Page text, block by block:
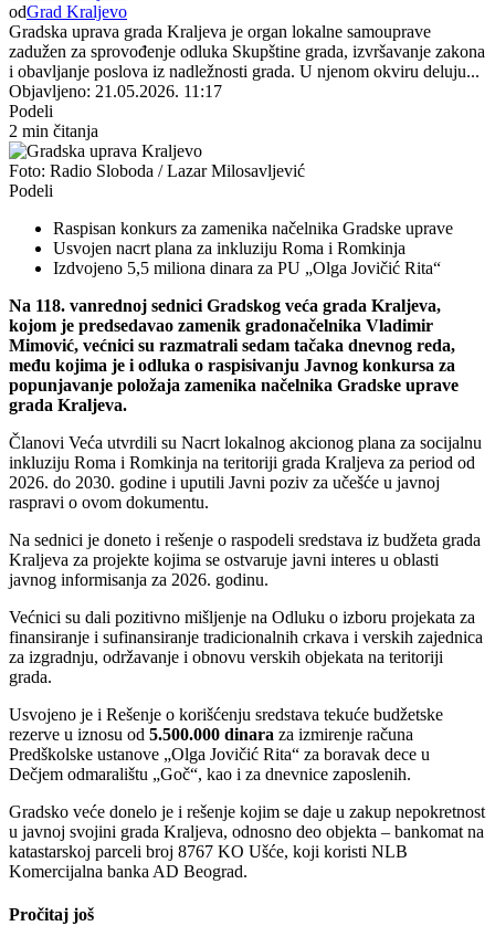
odGrad Kraljevo
Gradska uprava grada Kraljeva je organ lokalne samouprave
zadužen za sprovođenje odluka Skupštine grada, izvršavanje zakona
i obavljanje poslova iz nadležnosti grada. U njenom okviru deluju...
Objavljeno: 21.05.2026. 11:17
Podeli
2 min čitanja
Foto: Radio Sloboda / Lazar Milosavljević
Podeli
Raspisan konkurs za zamenika načelnika Gradske uprave
Usvojen nacrt plana za inkluziju Roma i Romkinja
Izdvojeno 5,5 miliona dinara za PU „Olga Jovičić Rita“
Na 118. vanrednoj sednici Gradskog veća grada Kraljeva,
kojom je predsedavao zamenik gradonačelnika Vladimir
Mimović, većnici su razmatrali sedam tačaka dnevnog reda,
među kojima je i odluka o raspisivanju Javnog konkursa za
popunjavanje položaja zamenika načelnika Gradske uprave
grada Kraljeva.
Članovi Veća utvrdili su Nacrt lokalnog akcionog plana za socijalnu
inkluziju Roma i Romkinja na teritoriji grada Kraljeva za period od
2026. do 2030. godine i uputili Javni poziv za učešće u javnoj
raspravi o ovom dokumentu.
Na sednici je doneto i rešenje o raspodeli sredstava iz budžeta grada
Kraljeva za projekte kojima se ostvaruje javni interes u oblasti
javnog informisanja za 2026. godinu.
Većnici su dali pozitivno mišljenje na Odluku o izboru projekata za
finansiranje i sufinansiranje tradicionalnih crkava i verskih zajednica
za izgradnju, održavanje i obnovu verskih objekata na teritoriji
grada.
Usvojeno je i Rešenje o korišćenju sredstava tekuće budžetske
rezerve u iznosu od 5.500.000 dinara za izmirenje računa
Predškolske ustanove „Olga Jovičić Rita“ za boravak dece u
Dečjem odmaralištu „Goč“, kao i za dnevnice zaposlenih.
Gradsko veće donelo je i rešenje kojim se daje u zakup nepokretnost
u javnoj svojini grada Kraljeva, odnosno deo objekta – bankomat na
katastarskoj parceli broj 8767 KO Ušće, koji koristi NLB
Komercijalna banka AD Beograd.
Pročitaj još